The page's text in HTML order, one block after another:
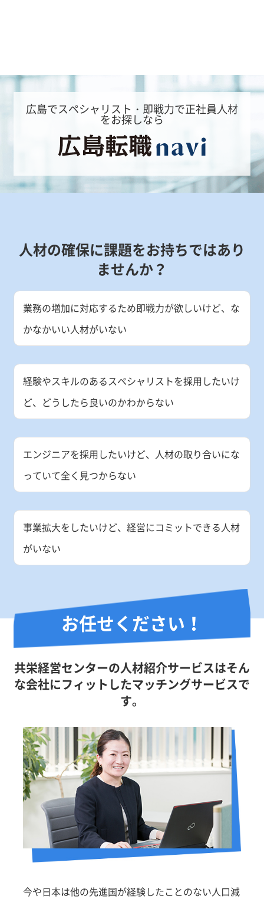
広島でスペシャリスト・即戦力で正社員人材
をお探しなら
人材の確保に課題をお持ちではあり
ませんか？
業務の増加に対応するため即戦力が欲しいけど、 な
かなかいい人材がいない
経験やスキルのあるスペシャリストを採用したいけ
ど、 どうしたら良いのかわからない
エンジニアを採用したいけど、 人材の取り合いにな
っていて全く見つからない
事業拡大をしたいけど、 経営にコミットできる人材
がいない
お任せください！
共栄経営センターの人材紹介サービスはそん
な会社にフィットしたマッチングサービスで
す。
今や日本は他の先進国が経験したことのない人口減